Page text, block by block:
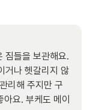
짐들을 보관해요.
거나 헷갈리지 않
리해 주지만 구
요. 부케도 메이